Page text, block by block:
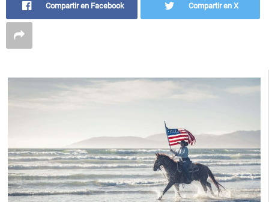
Compartir en Facebook Compartir en X